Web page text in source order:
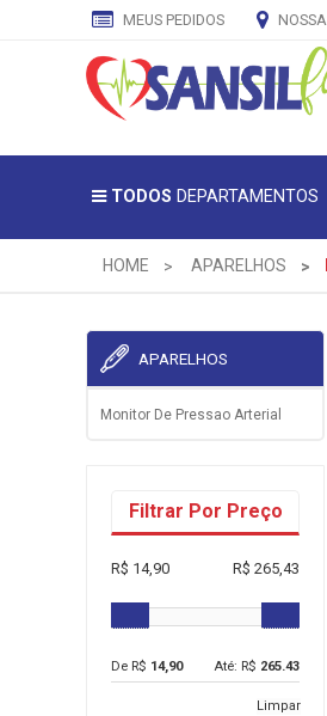
MEUS PEDIDOS
TODOS DEPARTAMENTOS
HOME APARELHOS
APARELHOS
Monitor De Pressao Arterial
Filtrar Por Preço
R$ 14,90 R$ 265,43
De R$ 14,90 Até: R$ 265.43
Limpar
CADASTRE
SEU
MAIL
E
EXCLUSIVAS.